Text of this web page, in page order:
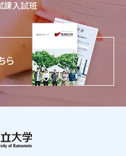
課入試班
ら